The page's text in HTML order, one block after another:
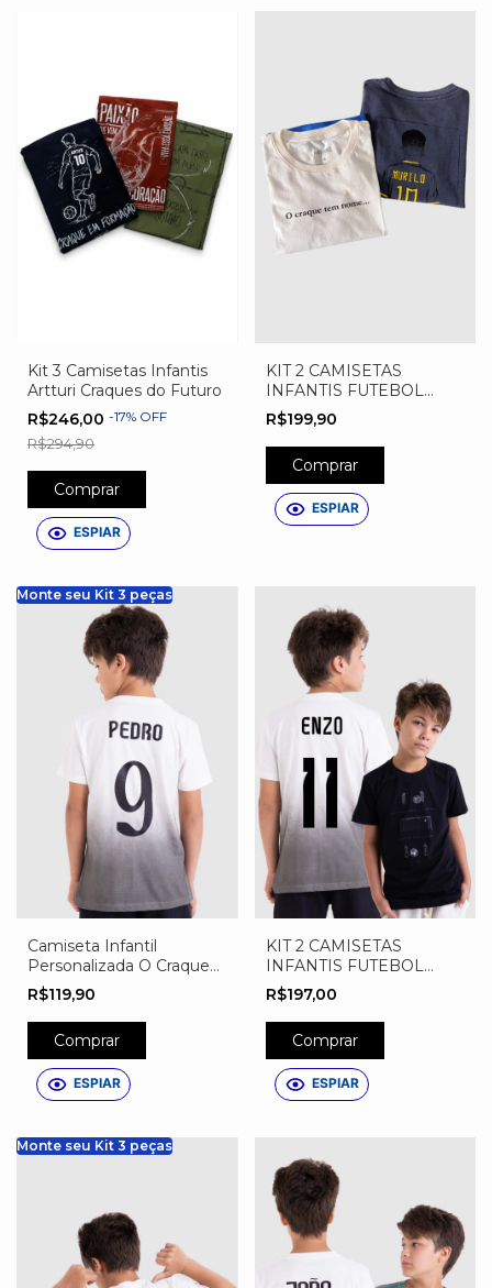
Kit 3 Camisetas Infantis
Artturi Craques do Futuro
R$246,00 -17% OFF
R$294,90
Comprar
ESPIAR
KIT 2 CAMISETAS
INFANTIS FUTEBOL
PERSONALIZADAS
R$199,90
Comprar
ESPIAR
Monte seu Kit 3 peças
Camiseta Infantil
Personalizada O Craque
Tem Nome
R$119,90
Comprar
ESPIAR
KIT 2 CAMISETAS
INFANTIS FUTEBOL
ALVINEGRO
R$197,00
Comprar
ESPIAR
Monte seu Kit 3 peças